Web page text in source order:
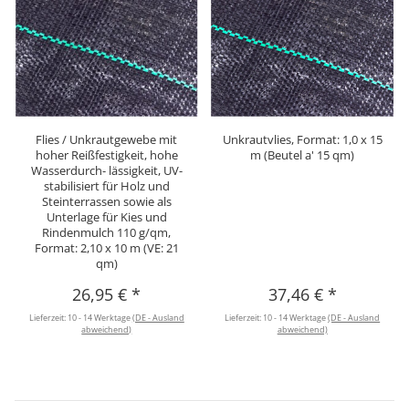
Flies / Unkrautgewebe mit
hoher Reißfestigkeit, hohe
Wasserdurch- lässigkeit, UV-
stabilisiert für Holz und
Steinterrassen sowie als
Unterlage für Kies und
Rindenmulch 110 g/qm,
Format: 2,10 x 10 m (VE: 21
qm)
26,95 €*
Lieferzeit: 10 - 14 Werktage(DE - Ausland
abweichend)
Unkrautvlies, Format: 1,0 x 15
m (Beutel a' 15 qm)
37,46 € *
Lieferzeit: 10 - 14 Werktage(DE - Ausland
abweichend)